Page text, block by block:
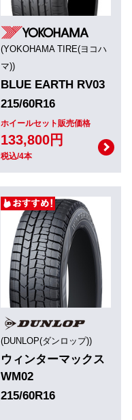
(YOKOHAMA TIRE(ヨコハ
マ))
BLUE EARTH RV03
215/60R16
ホイールセット販売価格
133,800円
税込/4本
(DUNLOP(ダンロップ))
ウィンターマックス
WM02
215/60R16